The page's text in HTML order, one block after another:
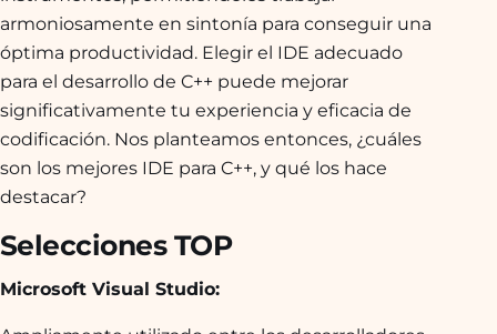
armoniosamente en sintonía para conseguir una
óptima productividad. Elegir el IDE adecuado
para el desarrollo de C++ puede mejorar
significativamente tu experiencia y eficacia de
codificación. Nos planteamos entonces, ¿cuáles
son los mejores IDE para C++, y qué los hace
destacar?
Selecciones TOP
Microsoft Visual Studio: